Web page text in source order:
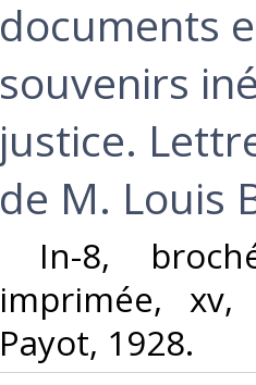
documents
souvenirs
justice.
de M. Louis
In-8,
imprimée,
Payot, 1928.‎